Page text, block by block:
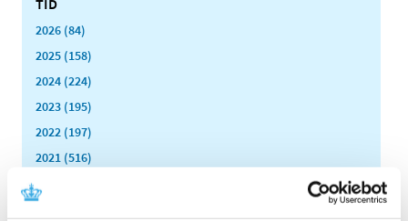
2026 (84)
2025 (158)
2024 (224)
2023 (195)
2022 (197)
2021 (516)